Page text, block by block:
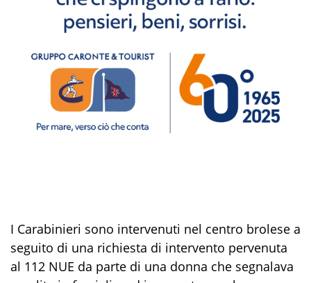
I Carabinieri sono intervenuti nel centro brolese a
seguito di una richiesta di intervento pervenuta
al 112 NUE da parte di una donna che segnalava